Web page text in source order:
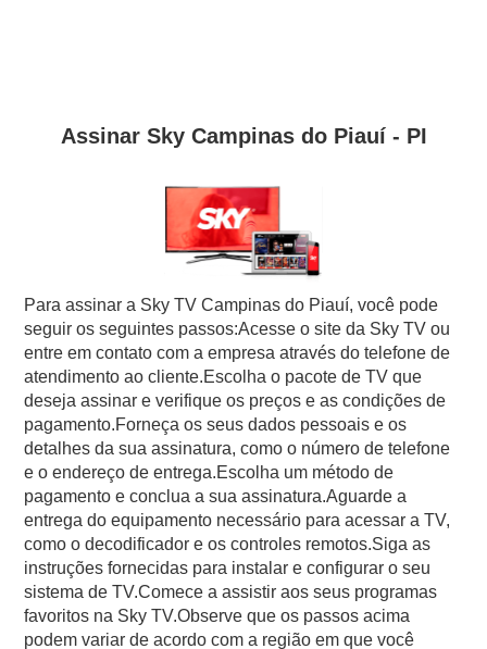
Assinar Sky Campinas do Piauí - PI
Para assinar a Sky TV Campinas do Piauí, você pode
seguir os seguintes passos:Acesse o site da Sky TV ou
entre em contato com a empresa através do telefone de
atendimento ao cliente.Escolha o pacote de TV que
deseja assinar e verifique os preços e as condições de
pagamento.Forneça os seus dados pessoais e os
detalhes da sua assinatura, como o número de telefone
e o endereço de entrega.Escolha um método de
pagamento e conclua a sua assinatura.Aguarde a
entrega do equipamento necessário para acessar a TV,
como o decodificador e os controles remotos.Siga as
instruções fornecidas para instalar e configurar o seu
sistema de TV.Comece a assistir aos seus programas
favoritos na Sky TV.Observe que os passos acima
podem variar de acordo com a região em que você